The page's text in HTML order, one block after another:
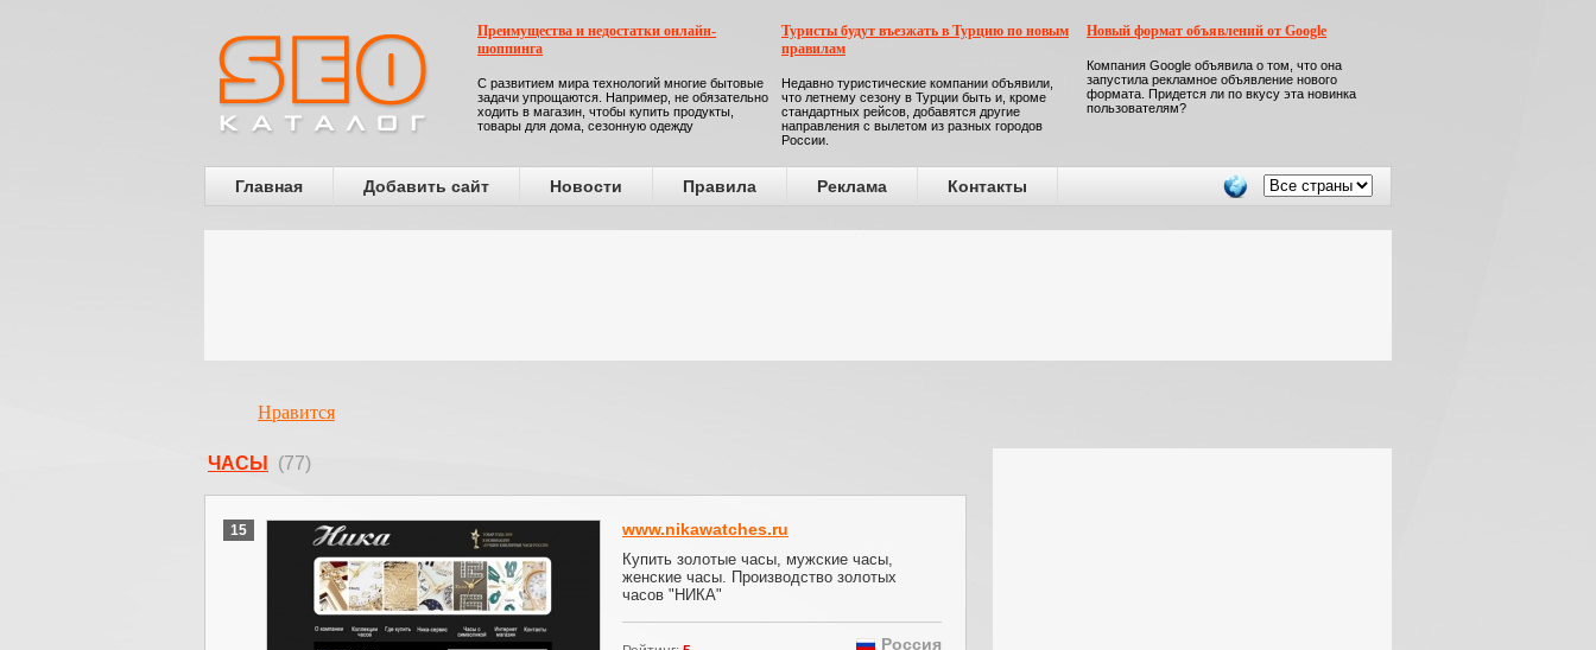
Преимущества и недостатки онлайн-
шоппинга
С развитием мира технологий многие бытовые
задачи упрощаются. Например, не обязательно
ходить в магазин, чтобы купить продукты,
товары для дома, сезонную одежду
Туристы будут въезжать в Турцию по новым
правилам
Недавно туристические компании объявили,
что летнему сезону в Турции быть и, кроме
стандартных рейсов, добавятся другие
направления с вылетом из разных городов
России.
Новый формат объявлений от Google
Компания Google объявила о том, что она
запустила рекламное объявление нового
формата. Придется ли по вкусу эта новинка
пользователям?
Главная Добавить сайт Новости Правила Реклама Контакты
Нравится
ЧАСЫ (77)
15 www.nikawatches.ru
Купить золотые часы, мужские часы,
женские часы. Производство золотых
часов "НИКА"
Россия